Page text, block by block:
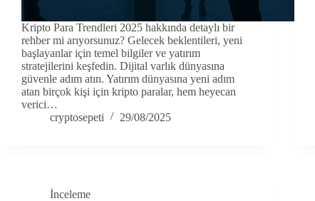
Kripto Para Trendleri 2025 hakkında detaylı bir
rehber mi arıyorsunuz? Gelecek beklentileri, yeni
başlayanlar için temel bilgiler ve yatırım
stratejilerini keşfedin. Dijital varlık dünyasına
güvenle adım atın. Yatırım dünyasına yeni adım
atan birçok kişi için kripto paralar, hem heyecan
verici…
cryptosepeti
29/08/2025
İnceleme